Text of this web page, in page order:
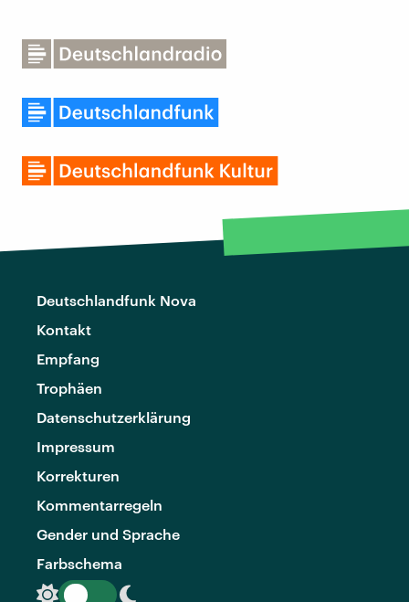
Deutschlandfunk Nova
Kontakt
Empfang
Trophäen
Datenschutzerklärung
Impressum
Korrekturen
Kommentarregeln
Gender und Sprache
Farbschema